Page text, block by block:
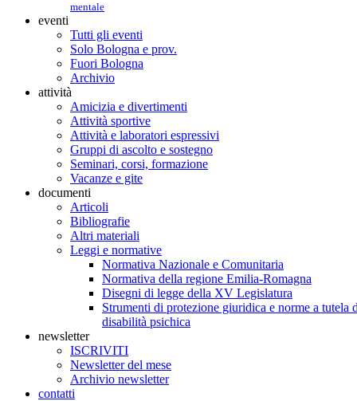
mentale
eventi
Tutti gli eventi
Solo Bologna e prov.
Fuori Bologna
Archivio
attività
Amicizia e divertimenti
Attività sportive
Attività e laboratori espressivi
Gruppi di ascolto e sostegno
Seminari, corsi, formazione
Vacanze e gite
documenti
Articoli
Bibliografie
Altri materiali
Leggi e normative
Normativa Nazionale e Comunitaria
Normativa della regione Emilia-Romagna
Disegni di legge della XV Legislatura
Strumenti di protezione giuridica e norme a tutela
disabilità psichica
newsletter
ISCRIVITI
Newsletter del mese
Archivio newsletter
contatti